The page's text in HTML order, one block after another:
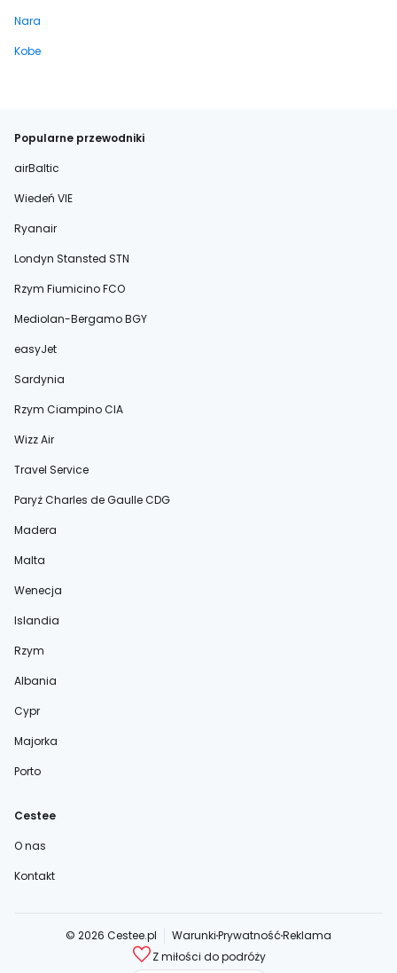
Nara
Kobe
Popularne przewodniki
airBaltic
Wiedeń VIE
Ryanair
Londyn Stansted STN
Rzym Fiumicino FCO
Mediolan-Bergamo BGY
easyJet
Sardynia
Rzym Ciampino CIA
Wizz Air
Travel Service
Paryż Charles de Gaulle CDG
Madera
Malta
Wenecja
Islandia
Rzym
Albania
Cypr
Majorka
Porto
Cestee
O nas
Kontakt
© 2026 Cestee.pl WarunkiPrywatnośćReklama
Z miłości do podróży